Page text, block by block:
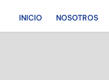
INICIO NOSOTROS